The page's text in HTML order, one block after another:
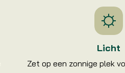
Licht
Zet op een zonnige plek